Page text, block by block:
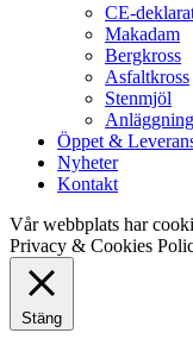
CE-
Makadam
Bergkross
Asfaltkross
Stenmjöl
Öppet &
Nyheter
Kontakt
Vår webbplats har
Privacy & Cookies
Stäng